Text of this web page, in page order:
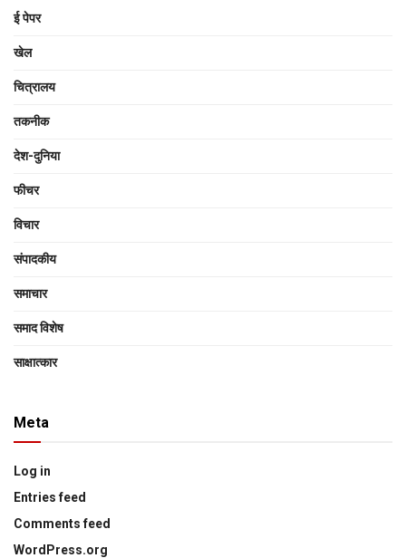
ई पेपर
खेल
चित्रालय
तकनीक
देश-दुनिया
फीचर
विचार
संपादकीय
समाचार
समाद विशेष
साक्षात्‍कार
Meta
Log in
Entries feed
Comments feed
WordPress.org